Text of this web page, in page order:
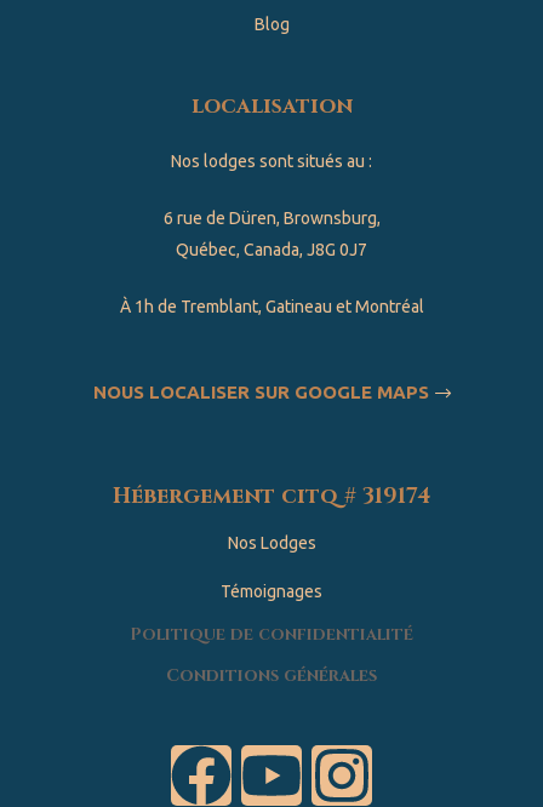
Blog
localisation
Nos lodges sont situés au :
6 rue de Düren, Brownsburg,
Québec, Canada, J8G 0J7
À 1h de Tremblant, Gatineau et Montréal
NOUS LOCALISER SUR GOOGLE MAPS
Hébergement citq # 319174
Nos Lodges
Témoignages
Politique de confidentialité
Conditions générales